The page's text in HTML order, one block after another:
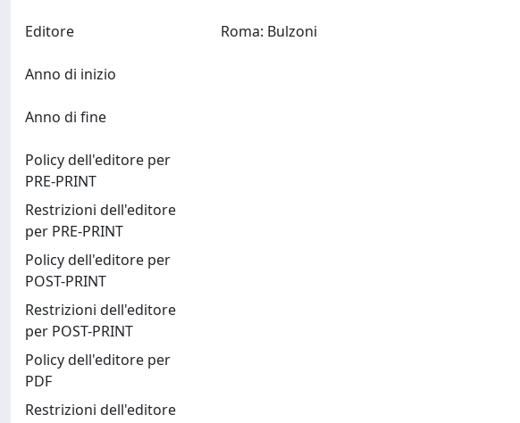
Editore
Anno di inizio
Anno di fine
Policy dell'editore per
PRE-PRINT
Restrizioni dell'editore
per PRE-PRINT
Policy dell'editore per
POST-PRINT
Restrizioni dell'editore
per POST-PRINT
Policy dell'editore per
PDF
Restrizioni dell'editore